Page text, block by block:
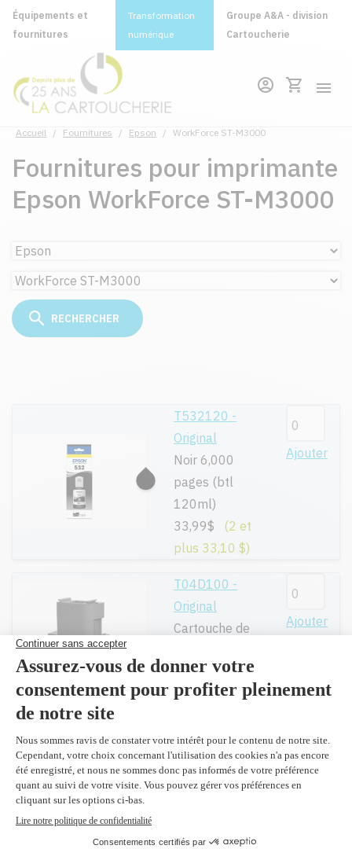
Équipements et
fournitures
Transformation
numérique
Groupe A&A - division
Cartoucherie
Accueil / Fournitures / Epson / WorkForce ST-M3000
Fournitures pour imprimante
Epson WorkForce ST-M3000
T532120 -
Original
Noir 6,000
pages (btl
120ml)
33,99$
(2 et
plus 33,10 $)
Ajouter
T04D100 -
Original
Cartouche de
18,49$
Ajouter
Toutes nos cartouches réusinées sont
garanties.
Livraison gratuite sur tout achat de